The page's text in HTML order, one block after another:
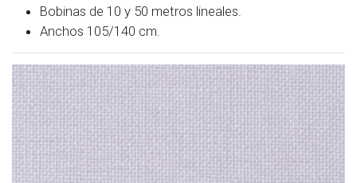
Bobinas de 10 y 50 metros lineales.
Anchos 105/140 cm.